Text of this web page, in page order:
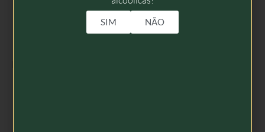
SIM NÃO